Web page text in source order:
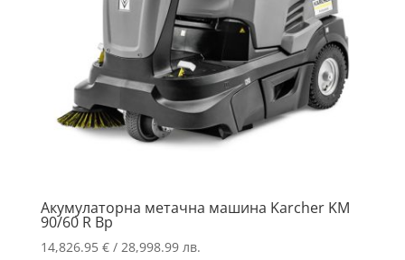
Акумулаторна метачна машина Karcher KM
90/60 R Bp
14,826.95 €/ 28,998.99 лв.